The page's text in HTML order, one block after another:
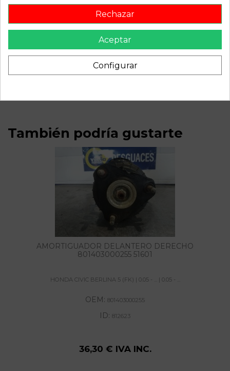
Fecha disponible: 2022-05-09
Recambio de amortiguador delantero izquierdo para honda
civic berlina 5 (fk) | 0.05 - ... | 0.05 - ... referencia OEM IAM
También podría gustarte
AMORTIGUADOR DELANTERO DERECHO
801403000255 51601
HONDA CIVIC BERLINA 5 (FK) | 0.05 - ... | 0.05 - ...
OEM: 801403000255
ID: 812623
36,30 € IVA INC.
Rechazar
Aceptar
Configurar